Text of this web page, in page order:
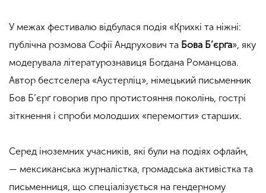
У межах фестивалю відбулася подія «Крихкі та ніжні:
публічна розмова Софії Андрухович та Бова Б’єрґа», яку
модерувала літературознавиця Богдана Романцова.
Автор бестселера «Аустерліц», німецький письменник
Бов Б’єрґ говорив про протистояння поколінь, гострі
зіткнення і спроби молодших «перемогти» старших.
Серед іноземних учасників, які були на подіях офлайн,
— мексиканська журналістка, громадська активістка та
письменниця, що спеціалізується на гендерному